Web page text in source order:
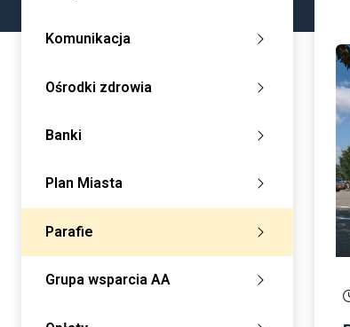
Komunikacja
Ośrodki zdrowia
Banki
Plan Miasta
Parafie
Grupa wsparcia AA